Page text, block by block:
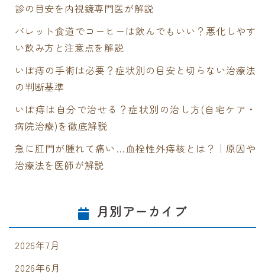
診の目安を内視鏡専門医が解説
バレット食道でコーヒーは飲んでもいい？悪化しやす
い飲み方と注意点を解説
いぼ痔の手術は必要？症状別の目安と切らない治療法
の判断基準
いぼ痔は自分で治せる？症状別の治し方(自宅ケア・
病院治療)を徹底解説
急に肛門が腫れて痛い…血栓性外痔核とは？｜原因や
治療法を医師が解説
月別アーカイブ
2026年7月
2026年6月